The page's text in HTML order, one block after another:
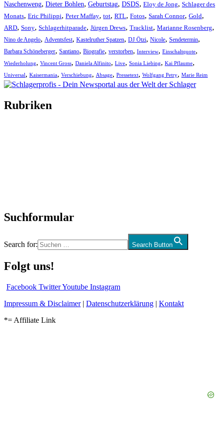
Naschenweng, Dieter Bohlen, Geburtstag, DSDS, Eloy de Jong, Schlager des
Monats, Eric Philippi, Peter Maffay, tot, RTL, Fotos, Sarah Connor, Gold,
ARD, Sony, Schlagerhitparade, Jürgen Drews, Tracklist, Marianne Rosenberg,
Nino de Angelo, Adventsfest, Kastelruther Spatzen, DJ Ötzi, Nicole, Sendetermin,
Barbara Schöneberger, Santiano, Biografie, verstorben, Interview, Einschaltquote,
Wiederholung, Vincent Gross, Daniela Alfinito, Live, Sonia Liebing, Kai Pflaume,
Universal, Kaisermania, Verschiebung, Absage, Pressetext, Wolfgang Petry, Marie Reim
Rubriken
Suchformular
Search for: Search Button
Folgt uns!
Facebook TwitterYoutube Instagram
Impressum & Disclaimer| Datenschutzerklärung | Kontakt
*= Affiliate Link